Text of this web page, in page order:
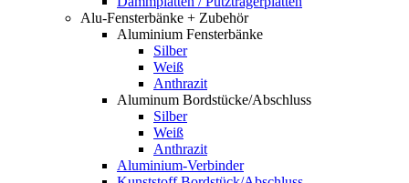
Alu-Fensterbänke + Zubehör
Aluminium Fensterbänke
Silber
Weiß
Anthrazit
Aluminum Bordstücke/Abschluss
Silber
Weiß
Anthrazit
Aluminium-Verbinder